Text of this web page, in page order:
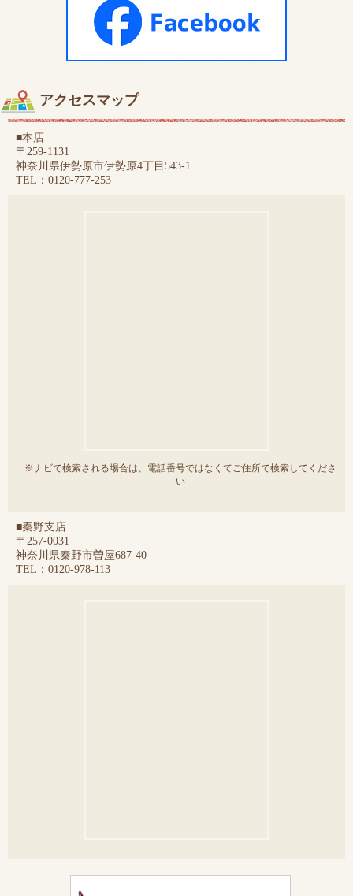
アクセスマップ
■本店
〒259-1131
神奈川県伊勢原市伊勢原4丁目543-1
TEL：0120-777-253
※ナビで検索される場合は、電話番号ではなくてご住所で検索してくださ
い
■秦野支店
〒257-0031
神奈川県秦野市曽屋687-40
TEL：0120-978-113